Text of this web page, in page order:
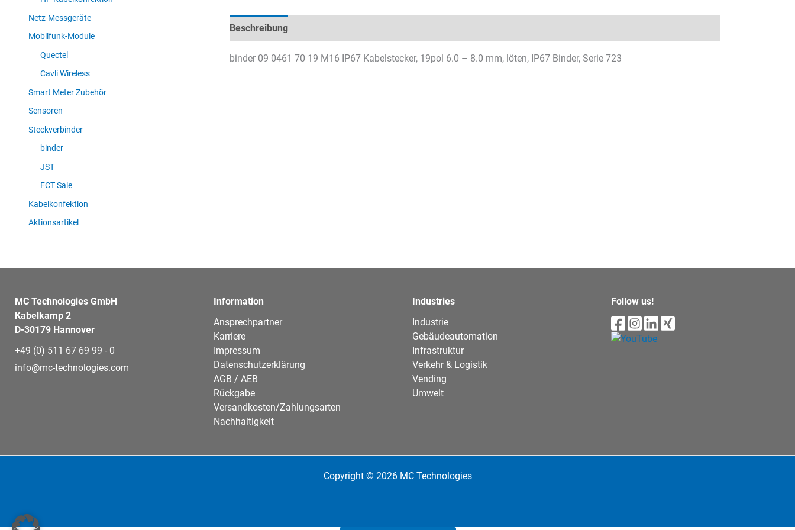
Netz-Messgeräte
Mobilfunk-Module
Quectel
Cavli Wireless
Smart Meter Zubehör
Sensoren
Steckverbinder
binder
JST
FCT Sale
Kabelkonfektion
Aktionsartikel
Beschreibung
binder 09 0461 70 19 M16 IP67 Kabelstecker, 19pol 6.0 – 8.0 mm, löten, IP67 Binder, Serie 723
MC Technologies GmbH
Kabelkamp 2
D-30179 Hannover
+49 (0) 511 67 69 99 - 0
info@mc-technologies.com
Information
Ansprechpartner
Karriere
Impressum
Datenschutzerklärung
AGB / AEB
Rückgabe
Versandkosten/Zahlungsarten
Nachhaltigkeit
Industries
Industrie
Gebäudeautomation
Infrastruktur
Verkehr & Logistik
Vending
Umwelt
Follow us!
Copyright © 2026 MC Technologies